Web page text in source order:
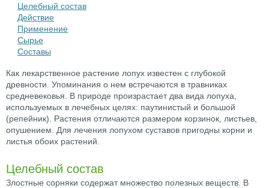
Целебный состав
Действие
Применение
Сырье
Составы
Как лекарственное растение лопух известен с глубокой
древности. Упоминания о нем встречаются в травниках
средневековья. В природе произрастает два вида лопуха,
используемых в лечебных целях: паутинистый и большой
(репейник). Растения отличаются размером корзинок, листьев,
опушением. Для лечения лопухом суставов пригодны корни и
листья обоих растений.
Целебный состав
Злостные сорняки содержат множество полезных веществ. В